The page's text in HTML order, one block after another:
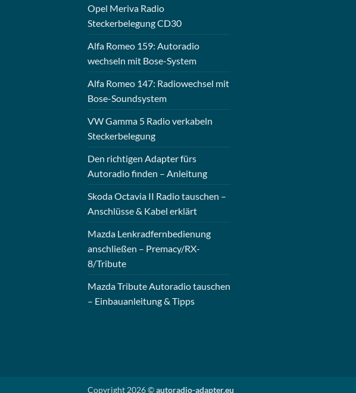
Opel Meriva Radio
Steckerbelegung CD30
Alfa Romeo 159: Autoradio
wechseln mit Bose-System
Alfa Romeo 147: Radiowechsel mit
Bose-Soundsystem
VW Gamma 5 Radio verkabeln
Steckerbelegung
Den richtigen Adapter fürs
Autoradio finden – Anleitung
Skoda Octavia II Radio tauschen –
Anschlüsse & Kabel erklärt
Mazda Lenkradfernbedienung
anschließen – Premacy/RX-
8/Tribute
Mazda Tribute Autoradio tauschen
– Einbauanleitung & Tipps
Copyright 2026 ©autoradio-adapter.eu